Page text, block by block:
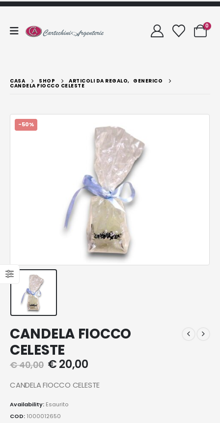
0
CASA SHOP ARTICOLI DA REGALO, GENERICO
CANDELA FIOCCO CELESTE
-50%
CANDELA FIOCCO
CELESTE
€40,00 €20,00
CANDELA FIOCCO CELESTE
Availability: Esaurito
COD: 1000012650